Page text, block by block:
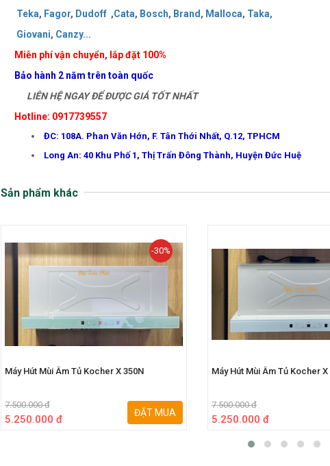
Teka, Fagor, Dudoff ,Cata, Bosch, Brand, Malloca, Taka,
Giovani, Canzy...
Miễn phí vận chuyển, lắp đặt 100%
Bảo hành 2 năm trên toàn quốc
LIÊN HỆ NGAY ĐỂ ĐƯỢC GIÁ TỐT NHẤT
Hotline: 0917739557
ĐC: 108A. Phan Văn Hớn, F. Tân Thới Nhất, Q.12, TPHCM
Long An: 40 Khu Phố 1, Thị Trấn Đông Thành, Huyện Đức Huệ
Sản phẩm khác
-30%
Máy Hút Mùi Âm Tủ Kocher X 350N
7.500.000 đ
5.250.000 đ
ĐẶT MUA
Máy Hút Mùi Âm Tủ Kocher X
7.500.000 đ
5.250.000 đ